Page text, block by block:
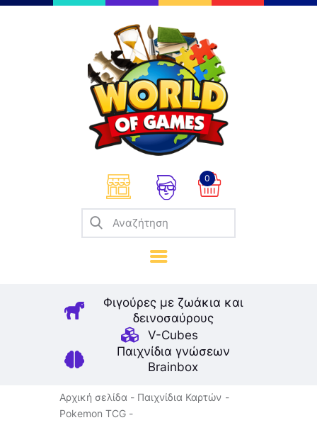
0
Φιγούρες με ζωάκια και
δεινοσαύρους
V-Cubes
Παιχνίδια γνώσεων
Brainbox
Επιτραπέζια
Παζλ
Παιχνίδια Καρτών
Σπαζοκεφαλιές
Κατασκευές
Καλλιτεχνικά
Μοντελισμός
Βιβλία
Παιχνίδια Ρόλων
Αρχική σελίδα
Παιχνίδια Καρτών
Pokemon TCG